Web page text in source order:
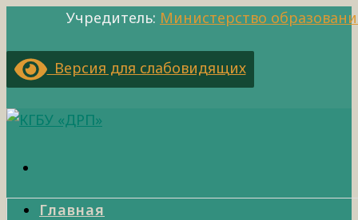
Учредитель: Министерство
Версия для слабовидящих
Главная